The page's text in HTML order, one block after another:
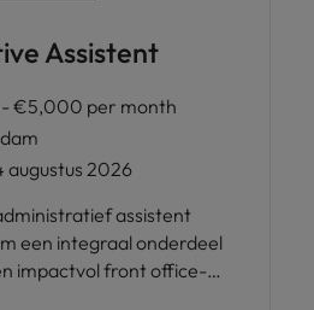
Assistent
€5,000 per month
augustus 2026
assistent
een integraal onderdeel
impactvol front office-